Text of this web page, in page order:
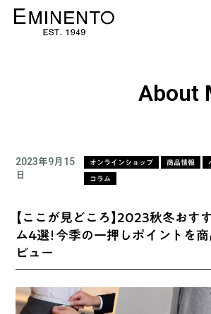
About
2023年9月15
日
オンラインショップ 商品情報
コラム
【ここが見どころ】2023秋冬おす
ム4選！今季の一押しポイントを
ビュー